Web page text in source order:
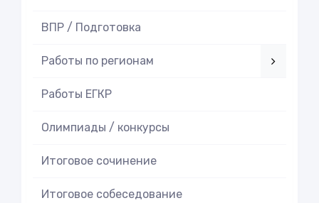
ВПР / Подготовка
Работы по регионам
Работы ЕГКР
Олимпиады / конкурсы
Итоговое cочинение
Итоговое cобеседование